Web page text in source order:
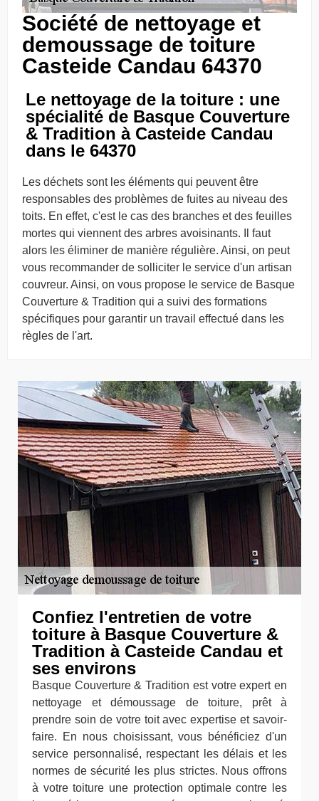
Société de nettoyage et
demoussage de toiture
Casteide Candau 64370
Le nettoyage de la toiture : une
spécialité de Basque Couverture
& Tradition à Casteide Candau
dans le 64370
Les déchets sont les éléments qui peuvent être
responsables des problèmes de fuites au niveau des
toits. En effet, c'est le cas des branches et des feuilles
mortes qui viennent des arbres avoisinants. Il faut
alors les éliminer de manière régulière. Ainsi, on peut
vous recommander de solliciter le service d'un artisan
couvreur. Ainsi, on vous propose le service de Basque
Couverture & Tradition qui a suivi des formations
spécifiques pour garantir un travail effectué dans les
règles de l'art.
Confiez l'entretien de votre
toiture à Basque Couverture &
Tradition à Casteide Candau et
ses environs
Basque Couverture & Tradition est votre expert en
nettoyage et démoussage de toiture, prêt à
prendre soin de votre toit avec expertise et savoir-
faire. En nous choisissant, vous bénéficiez d'un
service personnalisé, respectant les délais et les
normes de sécurité les plus strictes. Nous offrons
à votre toiture une protection optimale contre les